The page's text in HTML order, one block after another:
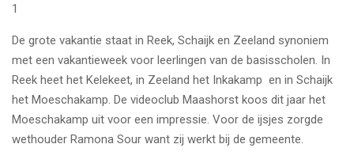
1
De grote vakantie staat in Reek, Schaijk en Zeeland synoniem
met een vakantieweek voor leerlingen van de basisscholen. In
Reek heet het Kelekeet, in Zeeland het Inkakamp en in Schaijk
het Moeschakamp. De videoclub Maashorst koos dit jaar het
Moeschakamp uit voor een impressie. Voor de ijsjes zorgde
wethouder Ramona Sour want zij werkt bij de gemeente.